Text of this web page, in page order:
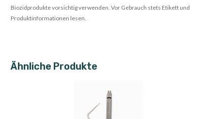
Biozidprodukte vorsichtig verwenden. Vor Gebrauch stets Etikett und
Produktinformationen lesen.
Ähnliche Produkte